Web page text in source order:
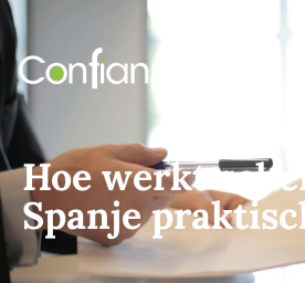
Hoe werkt
Spanje